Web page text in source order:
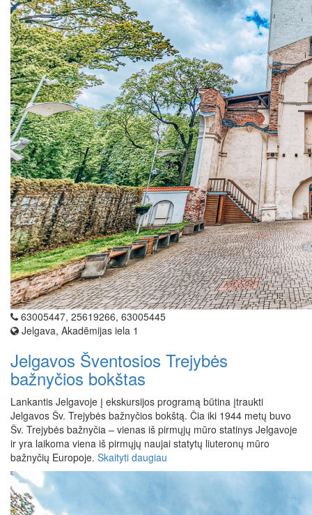
63005447, 25619266, 63005445
Jelgava, Akadēmijas iela 1
Jelgavos Šventosios Trejybės
bažnyčios bokštas
Lankantis Jelgavoje į ekskursijos programą būtina įtraukti
Jelgavos Šv. Trejybės bažnyčios bokštą. Čia iki 1944 metų buvo
Šv. Trejybės bažnyčia – vienas iš pirmųjų mūro statinys Jelgavoje
ir yra laikoma viena iš pirmųjų naujai statytų liuteronų mūro
bažnyčių Europoje. Skaityti daugiau